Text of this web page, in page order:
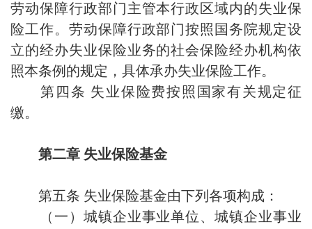
劳动保障行政部门主管本行政区域内的失业保
险工作。劳动保障行政部门按照国务院规定设
立的经办失业保险业务的社会保险经办机构依
照本条例的规定，具体承办失业保险工作。
第四条 失业保险费按照国家有关规定征
缴。
第二章 失业保险基金
第五条 失业保险基金由下列各项构成：
（一）城镇企业事业单位、城镇企业事业